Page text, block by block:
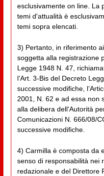
esclusivamente on line. La
temi d'attualità è
temi sopra elencati.
3) Pertanto, in riferimento
soggetta alla registrazione
Legge 1948 N. 47,
l’Art. 3-Bis del Decreto
successive modifiche,
2001, N. 62 e ad essa non
alla delibera dell'Autorità
Comunicazioni N. 666/08/
successive modifiche.
4) Carmilla è composta da
senso di responsabilità nei
redazionale e del Direttore